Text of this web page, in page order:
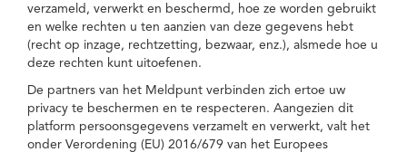
verzameld, verwerkt en beschermd, hoe ze worden gebruikt
en welke rechten u ten aanzien van deze gegevens hebt
(recht op inzage, rechtzetting, bezwaar, enz.), alsmede hoe u
deze rechten kunt uitoefenen.
De partners van het Meldpunt verbinden zich ertoe uw
privacy te beschermen en te respecteren. Aangezien dit
platform persoonsgegevens verzamelt en verwerkt, valt het
onder Verordening (EU) 2016/679 van het Europees